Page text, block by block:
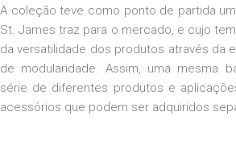
A coleção teve como ponto de partida
St. James traz para o mercado, e cujo
da versatilidade dos produtos através da
de modularidade. Assim, uma mesma
série de diferentes produtos e
acessórios que podem ser adquiridos